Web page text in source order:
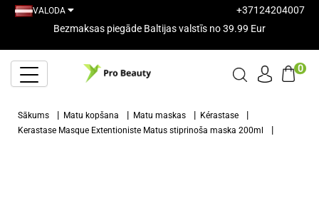
VALODA
+37124204007
Bezmaksas piegāde Baltijas valstīs no 39.99 Eur
0
Sākums Matu kopšana Matu maskas
Kérastase
Kerastase Masque Extentioniste Matus stiprinoša maska 200ml